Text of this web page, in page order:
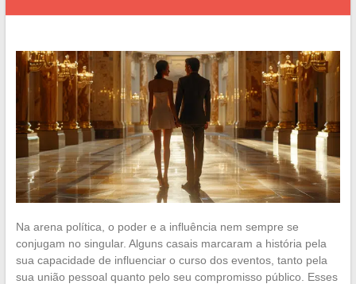
Na arena política, o poder e a influência nem sempre se
conjugam no singular. Alguns casais marcaram a história pela
sua capacidade de influenciar o curso dos eventos, tanto pela
sua união pessoal quanto pelo seu compromisso público. Esses